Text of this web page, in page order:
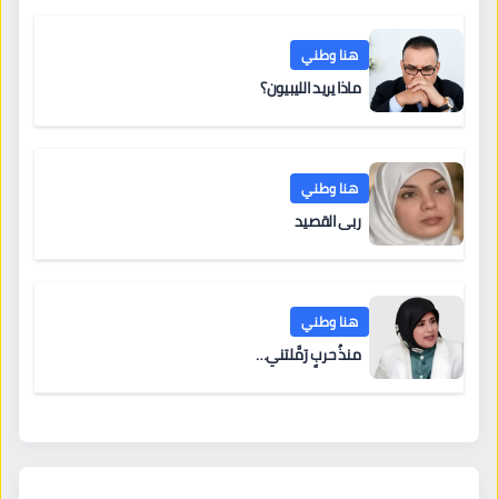
هنا وطني
ماذا يريد الليبيون؟
هنا وطني
ربى القصيد
هنا وطني
منذُ حربٍ رَمَّلتني…